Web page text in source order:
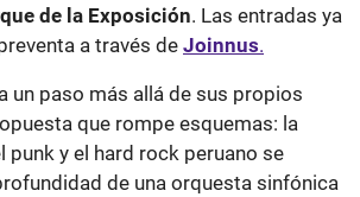
de la Exposición. Las entradas ya
a través de Joinnus.
un paso más allá de sus propios
que rompe esquemas: la
punk y el hard rock peruano se
de una orquesta sinfónica